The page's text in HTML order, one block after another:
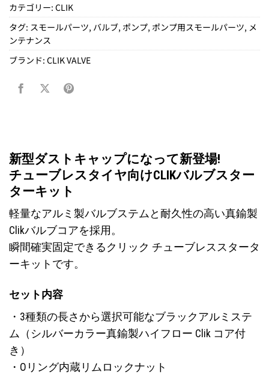
カテゴリー: CLIK
タグ: スモールパーツ, バルブ, ポンプ, ポンプ用スモールパーツ, メ
ンテナンス
ブランド: CLIK VALVE
新型ダストキャップになって新登場!
チューブレスタイヤ向けCLIKバルブスター
ターキット
軽量なアルミ製バルブステムと耐久性の高い真鍮製
Clikバルブコアを採用。
瞬間確実固定できるクリック チューブレススタータ
ーキットです。
セット内容
・3種類の長さから選択可能なブラックアルミステ
ム（シルバーカラー真鍮製ハイフロー Clik コア付
き）
・Oリング内蔵リムロックナット